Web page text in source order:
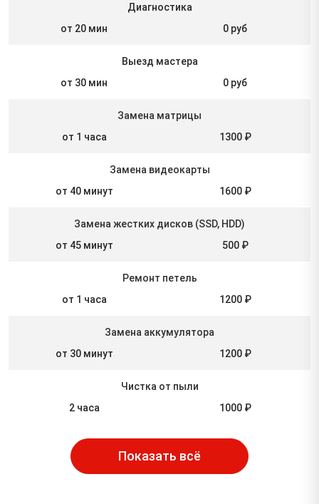
Диагностика
от 20 мин
0 руб
Выезд мастера
от 30 мин
0 руб
Замена матрицы
от 1 часа
1300 ₽
Замена видеокарты
от 40 минут
1600 ₽
Замена жестких дисков (SSD, HDD)
от 45 минут
500 ₽
Ремонт петель
от 1 часа
1200 ₽
Замена аккумулятора
от 30 минут
1200 ₽
Чистка от пыли
2 часа
1000 ₽
Показать всё